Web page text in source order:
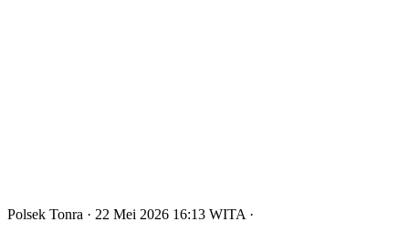
Polsek Tonra · 22 Mei 2026 16:13 WITA ·